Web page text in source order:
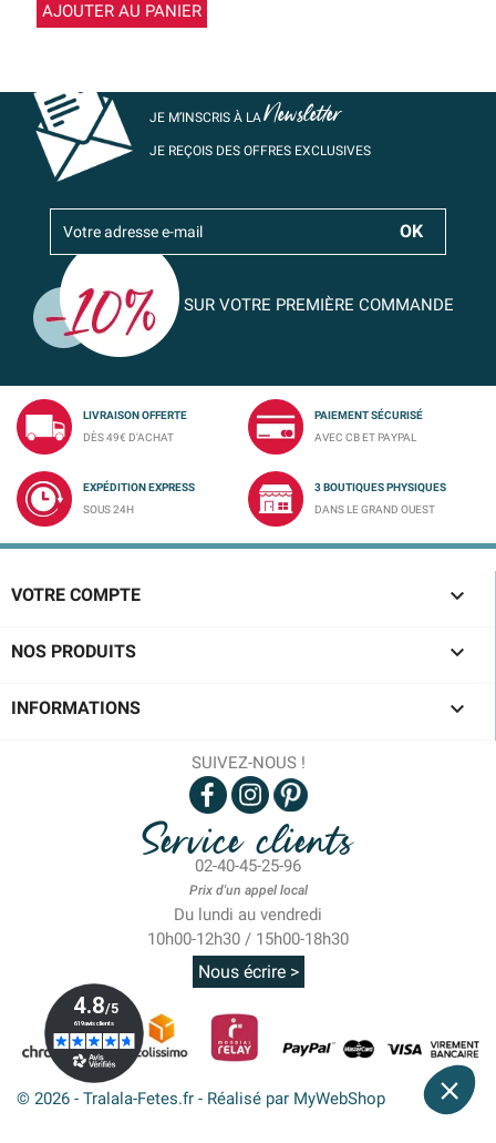
AJOUTER AU PANIER
JE M’INSCRIS À LANewsletter
JE REÇOIS DES OFFRES EXCLUSIVES
SUR VOTRE PREMIÈRE COMMANDE
LIVRAISON OFFERTE
DÈS 49€ D'ACHAT
PAIEMENT SÉCURISÉ
AVEC CB ET PAYPAL
EXPÉDITION EXPRESS
SOUS 24H
3 BOUTIQUES PHYSIQUES
DANS LE GRAND OUEST
VOTRE COMPTE 
NOS PRODUITS 
INFORMATIONS 
SUIVEZ-NOUS !
Service clients
02-40-45-25-96
Prix d'un appel local
Du lundi au vendredi
10h00-12h30 / 15h00-18h30
Nous écrire >
© 2026 - Tralala-Fetes.fr - Réalisé par MyWebShop